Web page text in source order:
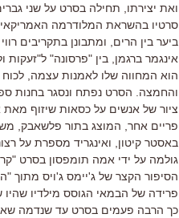
ואת יצירתו
תחילה בסרט על שני
סרטיו בהשראת המלודרמה
ביער בין הרים
ומתבונן בתקריבים
אינגמר ברגמן בין "פרסונה" ל"זעקות
הוא המחווה שלו לאמנות עצמה
והחמצה
הסרט נפתח ונסגר בחנות
ציור של אנשים על כסאות שיזוף מאת
פריים אחר המוצג בתור פלשאבק
באסטר קיטון
ואינגריד מספרת על
גולמה על ידי אמה תומפסון בסרט "
הסיפור הקצר של ג'יימס ג'ויס מתוך "
פרידה של הבמאי הגוסס מילדיו
כך הרבה פעמים בסרט עד שנדמה